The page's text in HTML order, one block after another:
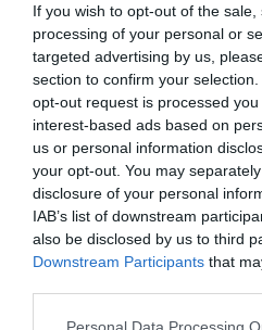
If you wish to opt-out of the
processing of your personal or
targeted advertising by us,
section to confirm your
opt-out request is processed
interest-based ads based on
us or personal information
your opt-out. You may
disclosure of your personal
IAB’s list of downstream
also be disclosed by us to third
Downstream Participants that
Please note that this website/
προφανώς τον ίδιο στόχο,
αλλά και σηµαντικές
καθορίζουν και τον τρόπο
Σκηνοθεσίας. Τις διαφορές
ανακαλύψουμε στο
κατανοήσουμε ορθότερα
αυτούς κόσμους της
πλευρές επηρεάζουν
ερµηνευτικές...